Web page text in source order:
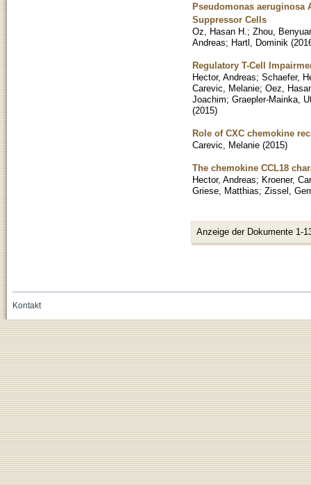
Pseudomonas aeruginosa
Suppressor Cells
Oz, Hasan H. ; Zhou,
Andreas; Hartl, Dominik (
Regulatory T-Cell
Hector, Andreas; Schaefer,
Carevic, Melanie; Oez,
Joachim; Graepler-Mainka,
(2015)
Role of CXC chemokine
Carevic, Melanie (2015)
The chemokine CCL18
Hector, Andreas; Kroener,
Griese, Matthias; Zissel,
Anzeige der Dokumente 1-
Kontakt